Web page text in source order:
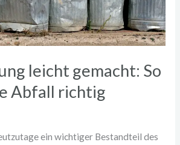
leicht gemacht: So
Abfall richtig
ein wichtiger Bestandteil des